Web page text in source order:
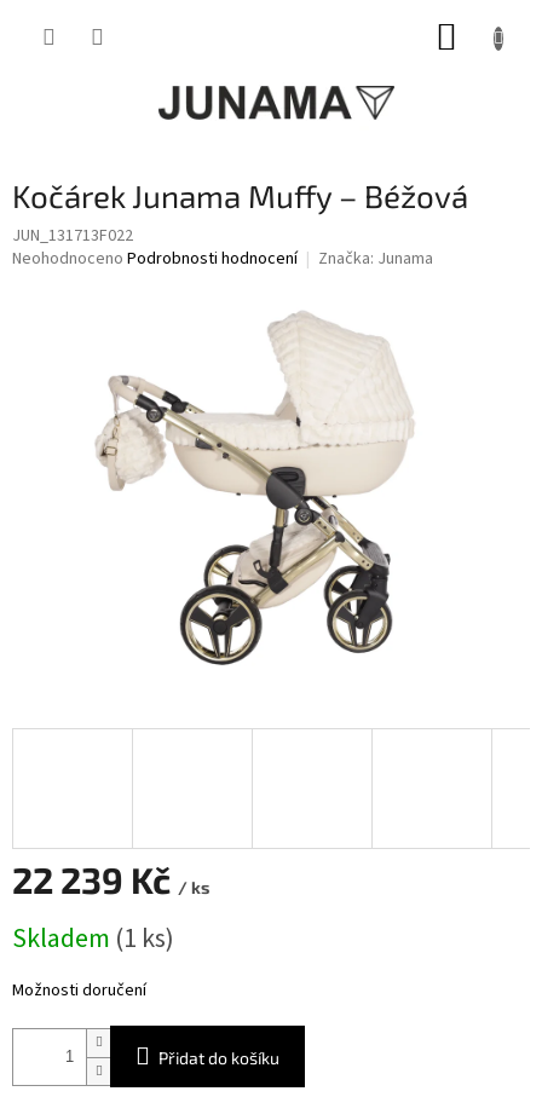
Kočárek Junama Muffy – Béžová
JUN_131713F022
Průměrné
Neohodnoceno Podrobnosti hodnocení Značka: Junama
22 239 Kč / ks
cena:
Skladem (1 ks)
Možnosti doručení
Přidat do košíku